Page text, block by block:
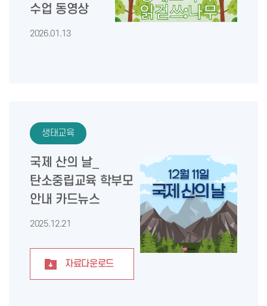
수업 동영상
2026.01.13
생태교육
국제 산의 날_
탄소중립교육 학부모
안내 카드뉴스
2025.12.21
자료다운로드